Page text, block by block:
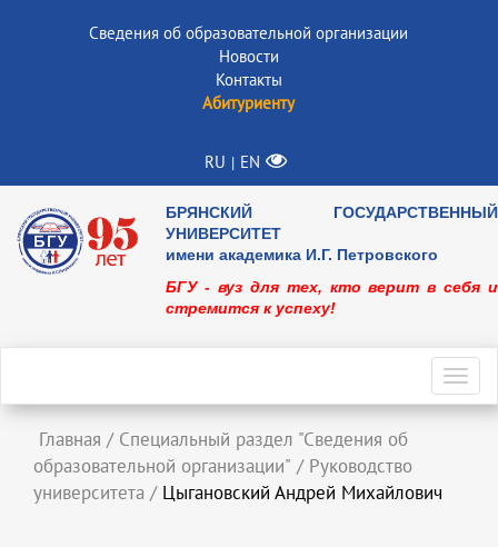
Сведения об образовательной организации
Новости
Контакты
Абитуриенту
RU | EN
БРЯНСКИЙ ГОСУДАРСТВЕННЫЙ
УНИВЕРСИТЕТ
имени академика И.Г. Петровского
БГУ - вуз для тех, кто верит в себя и
стремится к успеху!
Главная / Специальный раздел "Сведения об
образовательной организации" / Руководство
университета / Цыгановский Андрей Михайлович